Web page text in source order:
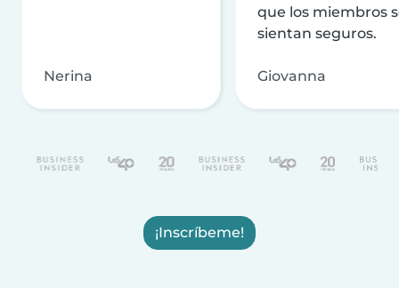
Nerina
que los miembros
sientan seguros.
Giovanna
¡Inscríbeme!